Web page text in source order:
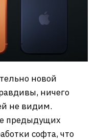
новой
ничего
не видим.
предыдущих
софта, что